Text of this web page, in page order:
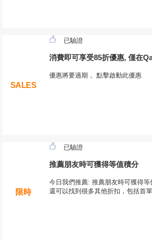
SALES
已驗證
消費即可享受85折優惠, 僅在
優惠將要過期， 點擊啟動此優惠
限時
已驗證
推薦朋友時可獲得等值積分
今日我們推薦: 推薦朋友時可獲得
還可以找到很多其他折扣，包括首